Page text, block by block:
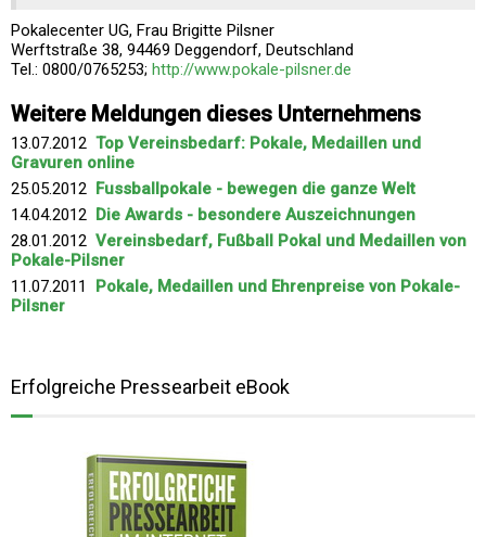
Pokalecenter UG, Frau Brigitte Pilsner
Werftstraße 38, 94469 Deggendorf, Deutschland
Tel.: 0800/0765253; http://www.pokale-pilsner.de
Weitere Meldungen dieses Unternehmens
13.07.2012 Top Vereinsbedarf: Pokale, Medaillen und
Gravuren online
25.05.2012 Fussballpokale - bewegen die ganze Welt
14.04.2012 Die Awards - besondere Auszeichnungen
28.01.2012 Vereinsbedarf, Fußball Pokal und Medaillen von
Pokale-Pilsner
11.07.2011 Pokale, Medaillen und Ehrenpreise von Pokale-
Pilsner
Erfolgreiche Pressearbeit eBook